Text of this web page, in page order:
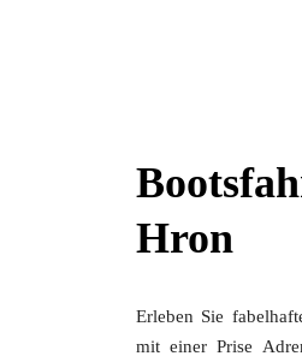
Hron
Erleben Sie
mit einer Prise